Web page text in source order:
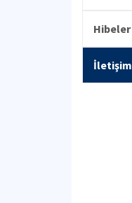
Hibeler
İletişim